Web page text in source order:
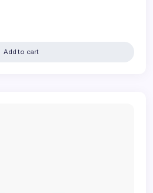
Add to cart